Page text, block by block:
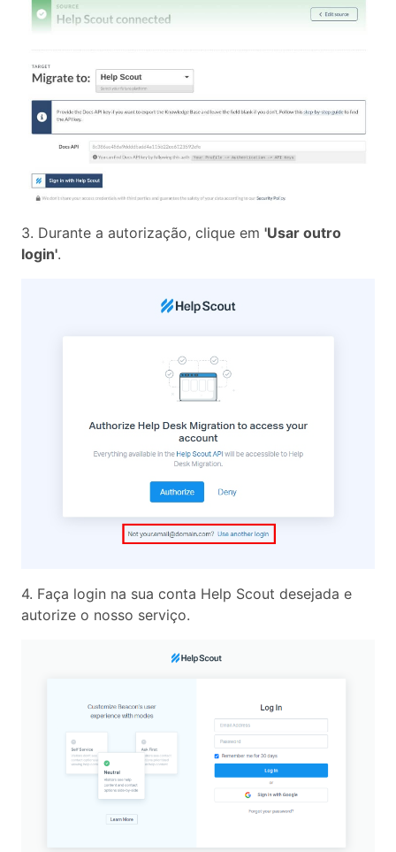
3. Durante a autorização, clique em 'Usar outro
login'.
4. Faça login na sua conta Help Scout desejada e
autorize o nosso serviço.